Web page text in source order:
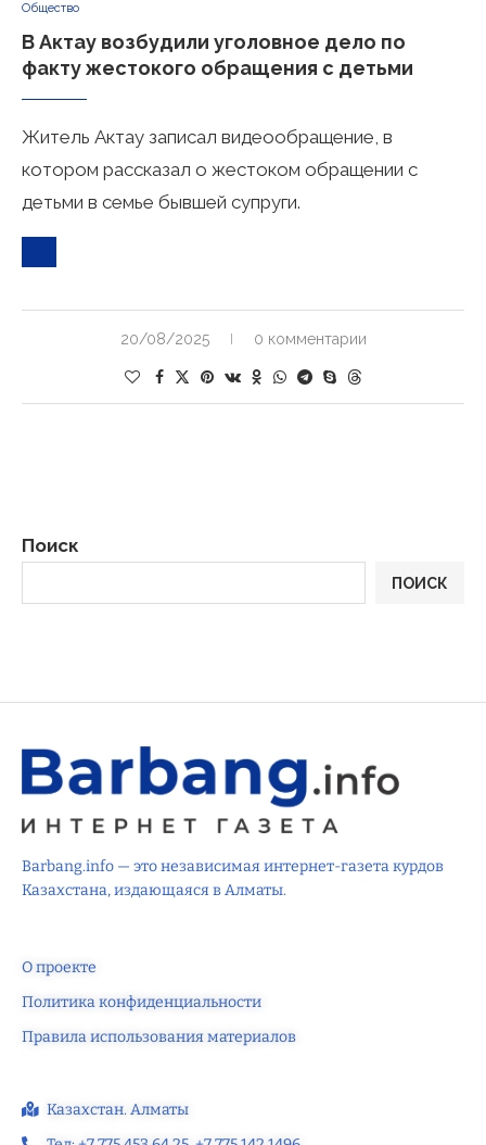
Общество
В Актау возбудили уголовное дело по
факту жестокого обращения с детьми
Житель Актау записал видеообращение, в
котором рассказал о жестоком обращении с
детьми в семье бывшей супруги.
20/08/2025 0 комментарии
Поиск
ПОИСК
Barbang.info — это независимая интернет-газета курдов
Казахстана, издающаяся в Алматы.
О проекте
Политика конфиденциальности
Правила использования материалов
Казахстан. Алматы